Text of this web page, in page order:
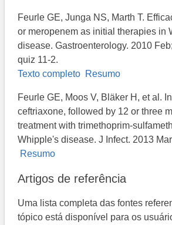
Feurle GE, Junga NS, Marth T.
or meropenem as initial therapies in
disease. Gastroenterology. 2010
quiz 11-2.
Texto completo Resumo
Feurle GE, Moos V, Bläker H, et al.
ceftriaxone, followed by 12 or three
treatment with trimethoprim-
Whipple's disease. J Infect. 2013
Resumo
Artigos de referência
Uma lista completa das fontes
tópico está disponível para os